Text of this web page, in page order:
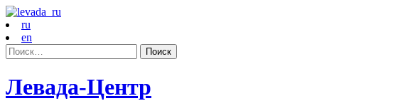
ru
en
Найти:
Левада-Центр